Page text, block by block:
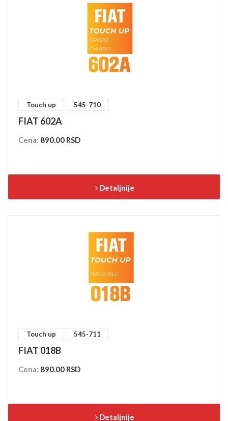
Touch up 545-710
FIAT 602A
Cena: 890.00 RSD
Detaljnije
Touch up 545-711
FIAT 018B
Cena: 890.00 RSD
Detaljnije